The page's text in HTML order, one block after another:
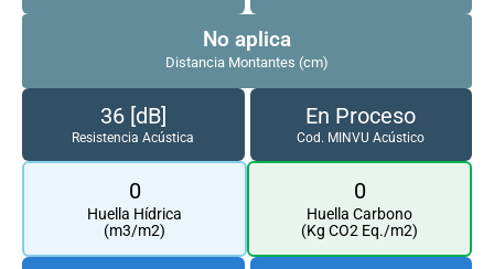
No aplica
Distancia Montantes (cm)
36 [dB]
Resistencia Acústica
En Proceso
Cod. MINVU Acústico
0
Huella Hídrica
(m3/m2)
0
Huella Carbono
(Kg CO2 Eq./m2)